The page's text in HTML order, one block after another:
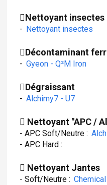
Nettoyant insectes
- Nettoyant insectes
Décontaminant
- Gyeon - Q²M Iron
Dégraissant
- Alchimy7 - U7
Nettoyant "APC /
- APC Soft/Neutre :
- APC Hard :
Nettoyant Jantes
- Soft/Neutre :